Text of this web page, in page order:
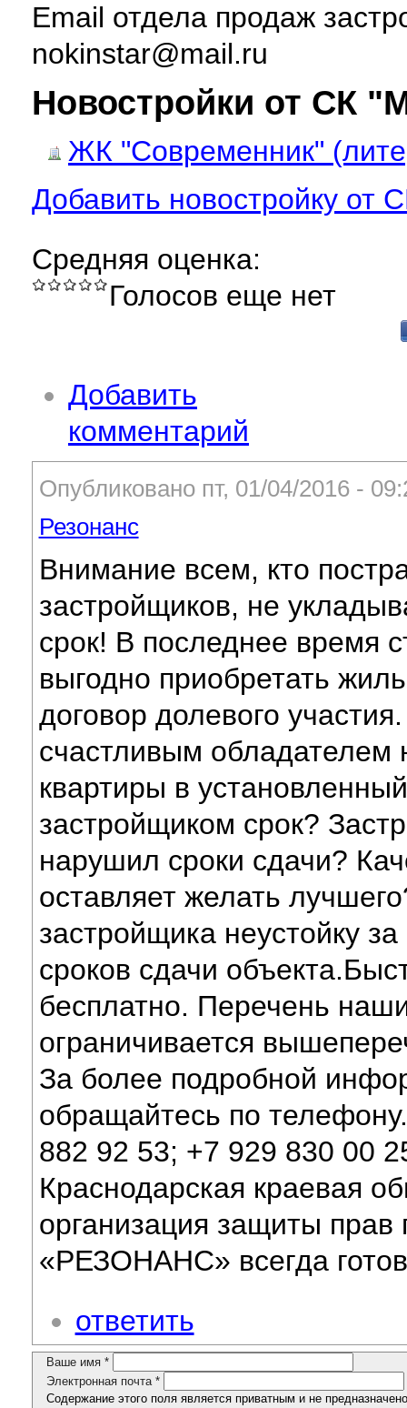
Email отдела продаж
nokinstar@mail.ru
Новостройки от СК
ЖК "Современник"
Добавить новостройку от
Средняя оценка:
Голосов еще нет
Добавить
комментарий
Опубликовано пт, 01/04/2016 -
Резонанс
Внимание всем, кто
застройщиков, не
срок! В последнее время
выгодно приобретать
договор долевого
счастливым обладателем
квартиры в установленный
застройщиком срок?
нарушил сроки сдачи?
оставляет желать
застройщика неустойку
сроков сдачи
бесплатно. Перечень
ограничивается
За более подробной
обращайтесь по
882 92 53; +7 929 830 00
Краснодарская краевая
организация защиты прав
«РЕЗОНАНС» всегда
ответить
Ваше имя *
Электронная почта *
Содержание этого поля является приватным и не